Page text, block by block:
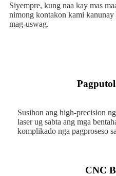
Siyempre, kung naa kay mas
nimong kontakon kami kanunay
mag-uswag.
Susihon ang high-precision
laser ug sabta ang mga
komplikado nga pagproseso
CNC